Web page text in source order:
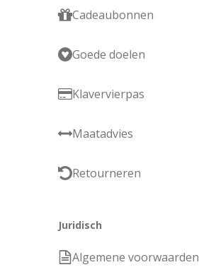
Cadeaubonnen
Goede doelen
Klavervierpas
Maatadvies
Retourneren
Juridisch
Algemene voorwaarden